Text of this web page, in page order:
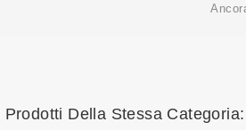
Prodotti Della Stessa Categoria: